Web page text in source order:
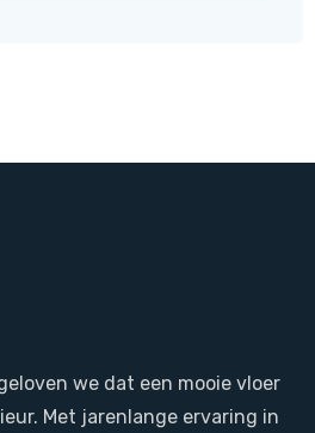
we dat een mooie vloer
Met jarenlange ervaring in